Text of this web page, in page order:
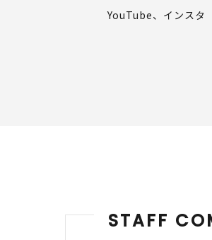
YouTube、インスタ
STAFF